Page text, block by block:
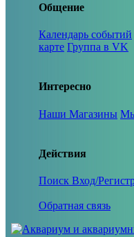
Общение
Календарь событий
карте Группа в VK
Интересно
Наши Магазины
Действия
Поиск Вход/
Обратная связь